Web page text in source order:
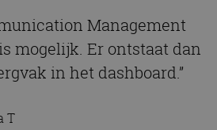
Management
mogelijk. Er ontstaat dan
in het dashboard.”